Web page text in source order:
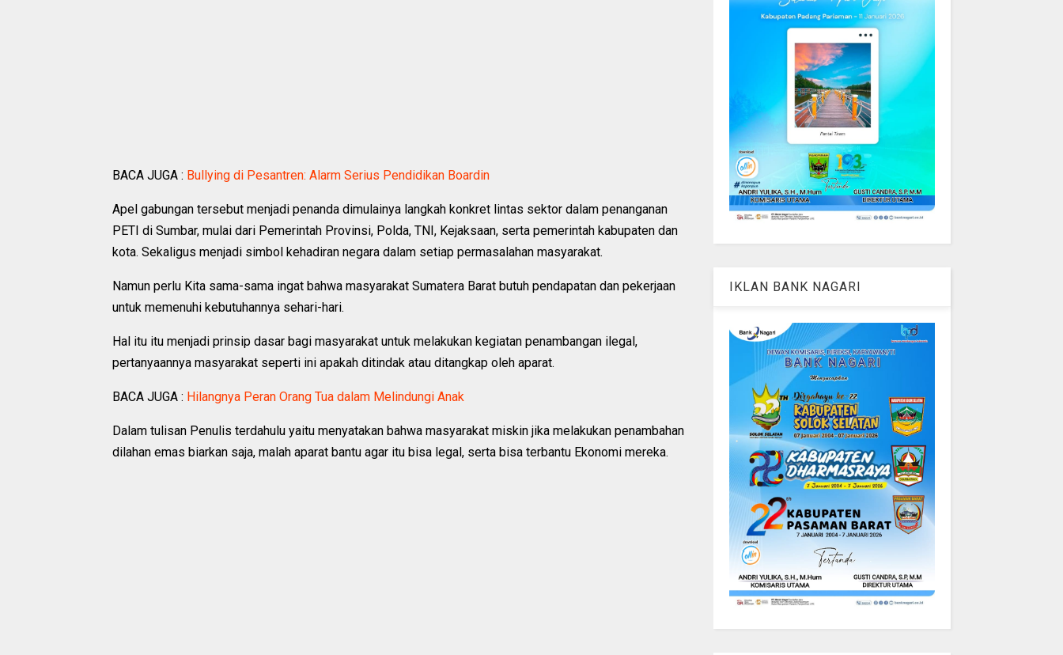
BACA JUGA : Bullying di Pesantren: Alarm Serius Pendidikan Boardin
Apel gabungan tersebut menjadi penanda dimulainya langkah konkret lintas sektor dalam penanganan
PETI di Sumbar, mulai dari Pemerintah Provinsi, Polda, TNI, Kejaksaan, serta pemerintah kabupaten dan
kota. Sekaligus menjadi simbol kehadiran negara dalam setiap permasalahan masyarakat.
Namun perlu Kita sama-sama ingat bahwa masyarakat Sumatera Barat butuh pendapatan dan pekerjaan
untuk memenuhi kebutuhannya sehari-hari.
Hal itu itu menjadi prinsip dasar bagi masyarakat untuk melakukan kegiatan penambangan ilegal,
pertanyaannya masyarakat seperti ini apakah ditindak atau ditangkap oleh aparat.
BACA JUGA : Hilangnya Peran Orang Tua dalam Melindungi Anak
Dalam tulisan Penulis terdahulu yaitu menyatakan bahwa masyarakat miskin jika melakukan penambahan
dilahan emas biarkan saja, malah aparat bantu agar itu bisa legal, serta bisa terbantu Ekonomi mereka.
IKLAN BANK NAGARI